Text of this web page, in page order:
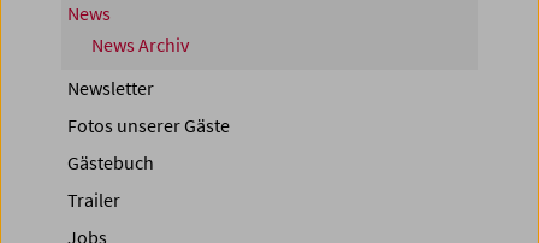
News
News Archiv
Newsletter
Fotos unserer Gäste
Gästebuch
Trailer
Jobs